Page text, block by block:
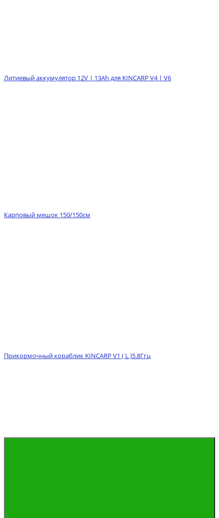
Литиевый аккумулятор 12V | 13Ah для KINCARP V4 | V6
Карповый мешок 150/150см
Прикормочный кораблик KINCARP V1 ( L )5.8Ггц